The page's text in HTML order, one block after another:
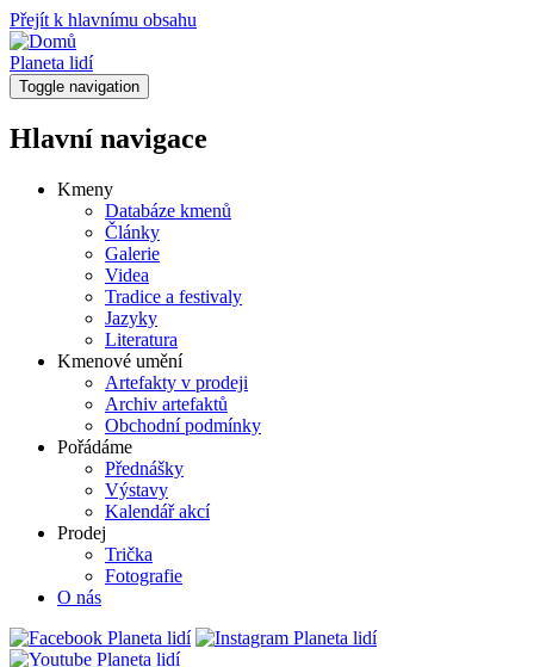
Přejít k hlavnímu obsahu
Planeta lidí
Toggle navigation
Hlavní navigace
Kmeny
Databáze kmenů
Články
Galerie
Videa
Tradice a festivaly
Jazyky
Literatura
Kmenové umění
Artefakty v prodeji
Archiv artefaktů
Obchodní podmínky
Pořádáme
Přednášky
Výstavy
Kalendář akcí
Prodej
Trička
Fotografie
O nás